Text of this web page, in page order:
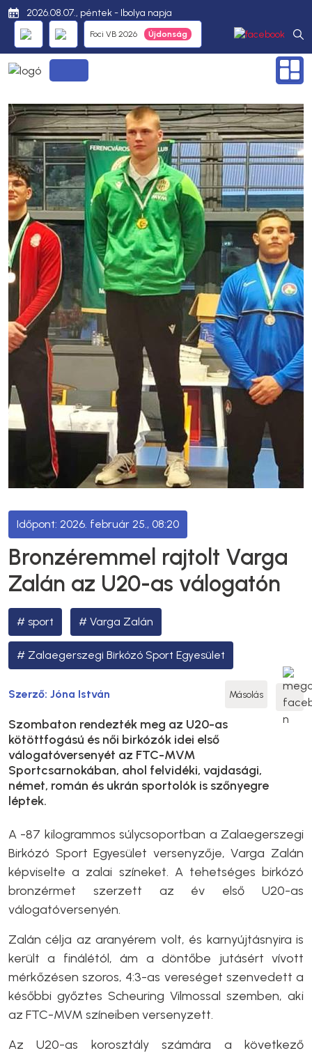
2026.08.07., péntek - Ibolya napja
Foci VB 2026
2026. február 25., 08:20
Bronzéremmel rajtolt Varga
Zalán az U20-as válogatón
sport Varga Zalán
Zalaegerszegi Birkózó Sport Egyesület
Szerző: Jóna István Másolás
Szombaton rendezték meg az U20-as
kötöttfogású és női birkózók idei első
válogatóversenyét az FTC-MVM
Sportcsarnokában, ahol felvidéki, vajdasági,
német, román és ukrán sportolók is szőnyegre
léptek.
A -87 kilogrammos súlycsoportban a Zalaegerszegi
Birkózó Sport Egyesület versenyzője, Varga Zalán
képviselte a zalai színeket. A tehetséges birkózó
bronzérmet szerzett az év első U20-as
válogatóversenyén.
Zalán célja az aranyérem volt, és karnyújtásnyira is
került a finálétól, ám a döntőbe jutásért vívott
mérkőzésen szoros, 4:3-as vereséget szenvedett a
későbbi győztes Scheuring Vilmossal szemben, aki
az FTC-MVM színeiben versenyzett.
Az U20-as korosztály számára a következő